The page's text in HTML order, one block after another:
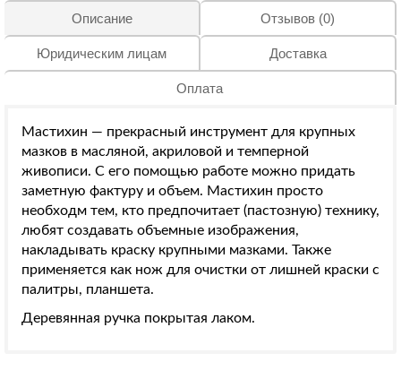
Описание Отзывов (0)
Юридическим лицам Доставка
Оплата
Мастихин — прекрасный инструмент для крупных
мазков в масляной, акриловой и темперной
живописи. С его помощью работе можно придать
заметную фактуру и объем. Мастихин просто
необходм тем, кто предпочитает (пастозную) технику,
любят создавать объемные изображения,
накладывать краску крупными мазками. Также
применяется как нож для очистки от лишней краски с
палитры, планшета.
Деревянная ручка покрытая лаком.